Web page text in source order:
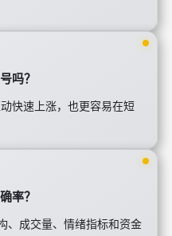
吗？
快速上涨，也更容易在短
率？
、成交量、情绪指标和资金